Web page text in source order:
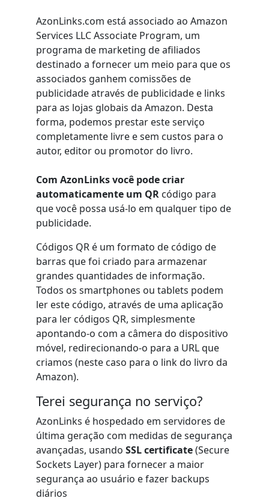
AzonLinks.com está associado ao Amazon
Services LLC Associate Program, um
programa de marketing de afiliados
destinado a fornecer um meio para que os
associados ganhem comissões de
publicidade através de publicidade e links
para as lojas globais da Amazon. Desta
forma, podemos prestar este serviço
completamente livre e sem custos para o
autor, editor ou promotor do livro.
Com AzonLinks você pode criar
automaticamente um QR código para
que você possa usá-lo em qualquer tipo de
publicidade.
Códigos QR é um formato de código de
barras que foi criado para armazenar
grandes quantidades de informação.
Todos os smartphones ou tablets podem
ler este código, através de uma aplicação
para ler códigos QR, simplesmente
apontando-o com a câmera do dispositivo
móvel, redirecionando-o para a URL que
criamos (neste caso para o link do livro da
Amazon).
Terei segurança no serviço?
AzonLinks é hospedado em servidores de
última geração com medidas de segurança
avançadas, usando SSL certificate(Secure
Sockets Layer) para fornecer a maior
segurança ao usuário e fazer backups
diários